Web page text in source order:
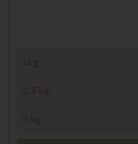
1kg
2,5 kg
5 kg